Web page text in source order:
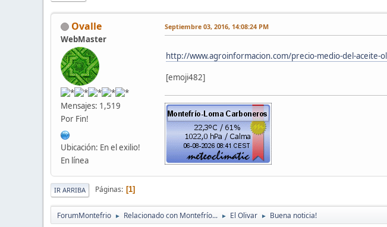
Ovalle
WebMaster
Mensajes: 1,519
Por Fin!
Ubicación: En el exilio!
En línea
Septiembre 03, 2016, 14:08:24 PM
http://www.agroinformacion.com/precio-medio-del-aceite-
[emoji482]
IR ARRIBA Páginas 1
ForumMontefrio ► Relacionado con Montefrío... ► El Olivar ► Buena noticia!